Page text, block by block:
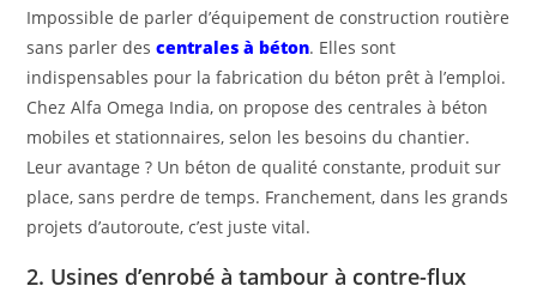
Impossible de parler d’équipement de construction routière
sans parler descentrales à béton. Elles sont
indispensables pour la fabrication du béton prêt à l’emploi.
Chez Alfa Omega India, on propose descentrales à béton
mobiles et stationnaires, selon les besoins du chantier.
Leur avantage ? Un béton de qualité constante, produit sur
place, sans perdre de temps. Franchement, dans les grands
projets d’autoroute, c’est juste vital.
2. Usines d’enrobé à tambour à contre-flux